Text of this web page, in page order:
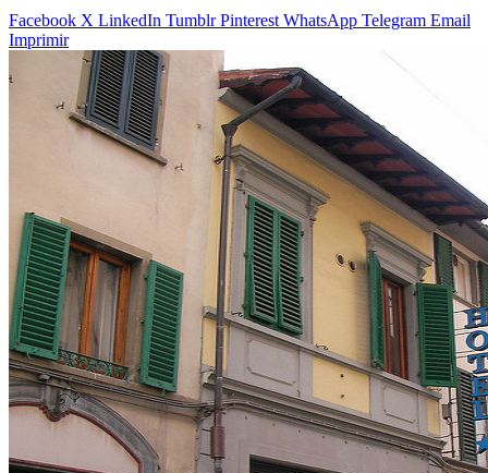
Facebook X LinkedIn Tumblr Pinterest WhatsApp Telegram Email
Imprimir